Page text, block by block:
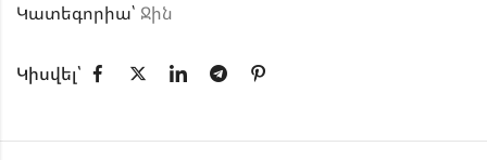
Կատեգորիա՝ Ջին
Կիսվել՝